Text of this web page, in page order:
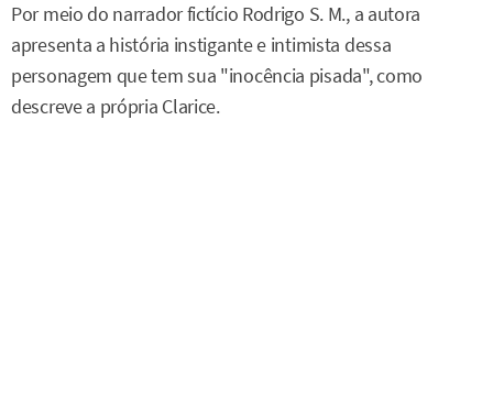
Por meio do narrador fictício Rodrigo S. M., a autora
apresenta a história instigante e intimista dessa
personagem que tem sua "inocência pisada", como
descreve a própria Clarice.